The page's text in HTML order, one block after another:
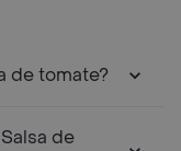
de tomate?
de